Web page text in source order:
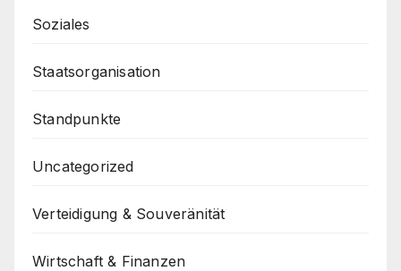
Soziales
Staatsorganisation
Standpunkte
Uncategorized
Verteidigung & Souveränität
Wirtschaft & Finanzen